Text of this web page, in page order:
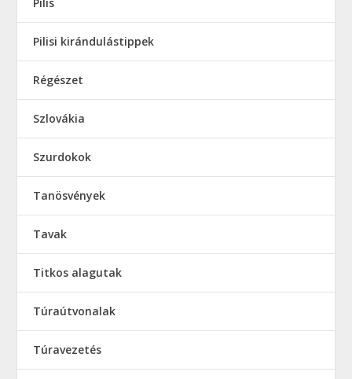
Pilisi kirándulástippek
Régészet
Szlovákia
Szurdokok
Tanösvények
Tavak
Titkos alagutak
Túraútvonalak
Túravezetés